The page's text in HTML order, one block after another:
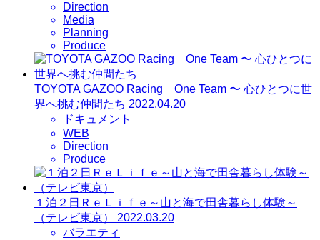
Direction
Media
Planning
Produce
TOYOTA GAZOO Racing One Team 〜 心ひとつに世
界へ挑む仲間たち 2022.04.20
ドキュメント
WEB
Direction
Produce
１泊２日ＲｅＬｉｆｅ～山と海で田舎暮らし体験～
（テレビ東京）
2022.03.20
バラエティ